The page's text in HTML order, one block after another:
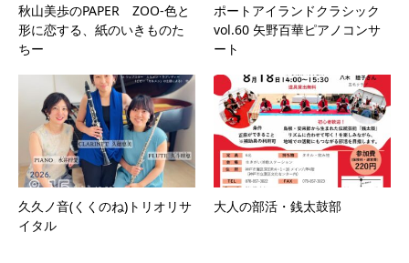
秋山美歩のPAPER ZOO-色と
形に恋する、紙のいきものた
ちー
ポートアイランドクラシック
vol.60 矢野百華ピアノコンサ
ート
久久ノ音(くくのね)トリオリサ
イタル
大人の部活・銭太鼓部